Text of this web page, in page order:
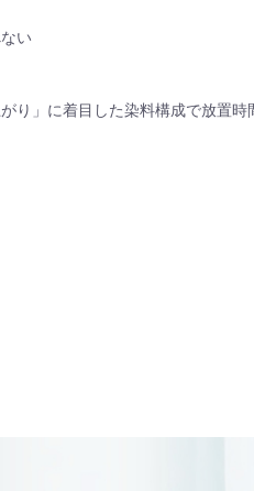
い
り」に着目した染料構成で放置時